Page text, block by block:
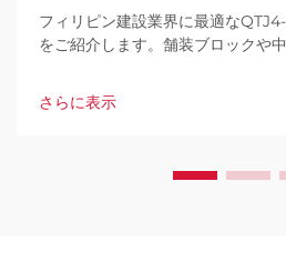
フィリピン建設業界に最適な
をご紹介します。舗装ブロックや
お見積りを依頼してください。
さらに表示